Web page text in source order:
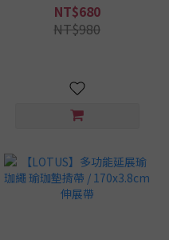
NT$680
NT$980